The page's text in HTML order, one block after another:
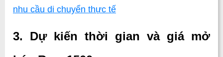
nhu cầu di chuyển thực tế
3. Dự kiến thời gian và giá mở